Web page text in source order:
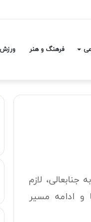
فرهنگ و هنر ورزش
لازم
و ادامه مسیر